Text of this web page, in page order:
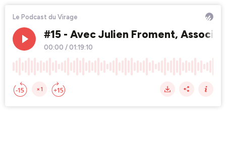
Le Podcast du Virage
#15 - Avec Julien Froment, Associé
00:00 / 01:19:10
×1